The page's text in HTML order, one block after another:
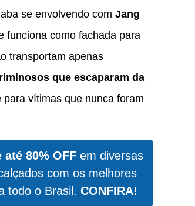
se envolvendo com Jang
funciona como fachada para
transportam apenas
que escaparam da
vítimas que nunca foram
80% OFFem diversas
com os melhores
todo o Brasil. CONFIRA!